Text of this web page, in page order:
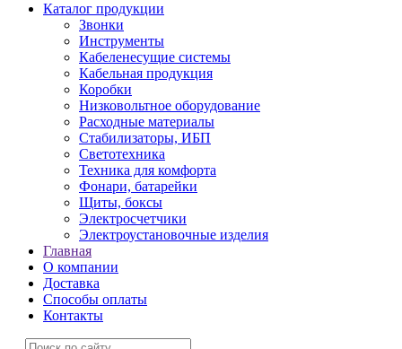
Каталог продукции
Звонки
Инструменты
Кабеленесущие системы
Кабельная продукция
Коробки
Низковольтное оборудование
Расходные материалы
Стабилизаторы, ИБП
Светотехника
Техника для комфорта
Фонари, батарейки
Щиты, боксы
Электросчетчики
Электроустановочные изделия
Главная
О компании
Доставка
Способы оплаты
Контакты